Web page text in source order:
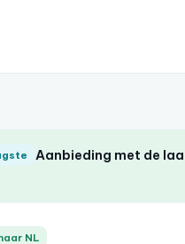
Aanbieding met de
NL